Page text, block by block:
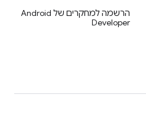
הרשמה למחקרים של Android
Developer